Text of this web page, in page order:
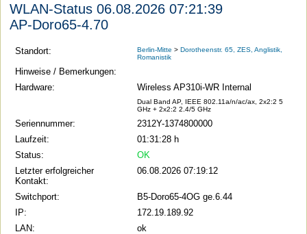
Universität
zu
Berlin
Computer-
WLAN-Status 06.08.2026 07:21:39
AP-Doro65-4.70
Standort: Berlin-Mitte >Dorotheenstr. 65, ZES, Anglistik,
Romanistik
Hinweise / Bemerkungen:
Hardware:
Wireless AP310i-WR Internal
Dual Band AP, IEEE 802.11a/n/ac/ax, 2x2:2 5
GHz + 2x2:2 2.4/5 GHz
Seriennummer:
2312Y-1374800000
Laufzeit:
01:31:28 h
Status:
OK
Letzter erfolgreicher
Kontakt:
06.08.2026 07:19:12
Switchport:
B5-Doro65-4OG ge.6.44
IP:
172.19.189.92
LAN:
ok